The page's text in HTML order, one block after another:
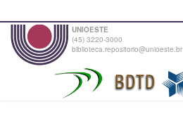
UNIOESTE
(45) 3220-3000
biblioteca.repositorio@unioeste.br